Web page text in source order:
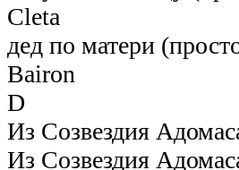
Cleta
дед по матери
Bairon
D
Из Созвездия
Из Созвездия